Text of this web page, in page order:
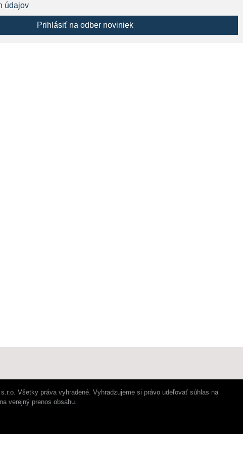
údajov
Prihlásiť na odber noviniek
Všetky práva vyhradené. Vyhradzujeme si právo udeľovať súhlas na
verejný prenos obsahu.